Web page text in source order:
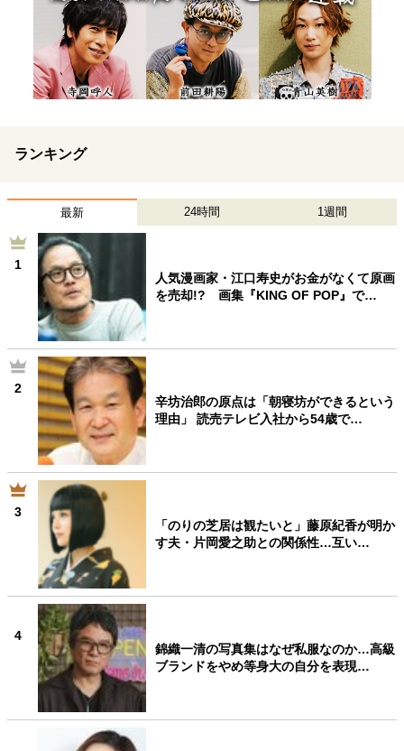
ランキング
最新 24時間 1週間
1
人気漫画家・江口寿史がお金がなくて原画
を売却!? 画集『KING OF POP』で…
2
辛坊治郎の原点は「朝寝坊ができるという
理由」 読売テレビ入社から54歳で…
3
「のりの芝居は観たいと」藤原紀香が明か
す夫・片岡愛之助との関係性…互い…
4
錦織一清の写真集はなぜ私服なのか…高級
ブランドをやめ等身大の自分を表現…